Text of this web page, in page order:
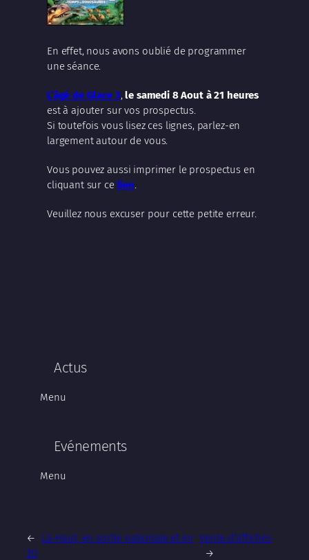
En effet, nous avons oublié de programmer
une séance.
L’âgé de Glace 3,le samedi 8 Aout à 21 heures
est à ajouter sur vos prospectus.
Si toutefois vous lisez ces lignes, parlez-en
largement autour de vous.
Vous pouvez aussi imprimer le prospectus en
cliquant sur ce lien.
Veuillez nous excuser pour cette petite erreur.
Actus
Menu
Evénements
Menu
←
Là-Haut, en sortie nationale et en
3D
Vente d’affiches
→